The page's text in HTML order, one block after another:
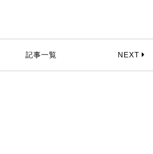
記事一覧 NEXT